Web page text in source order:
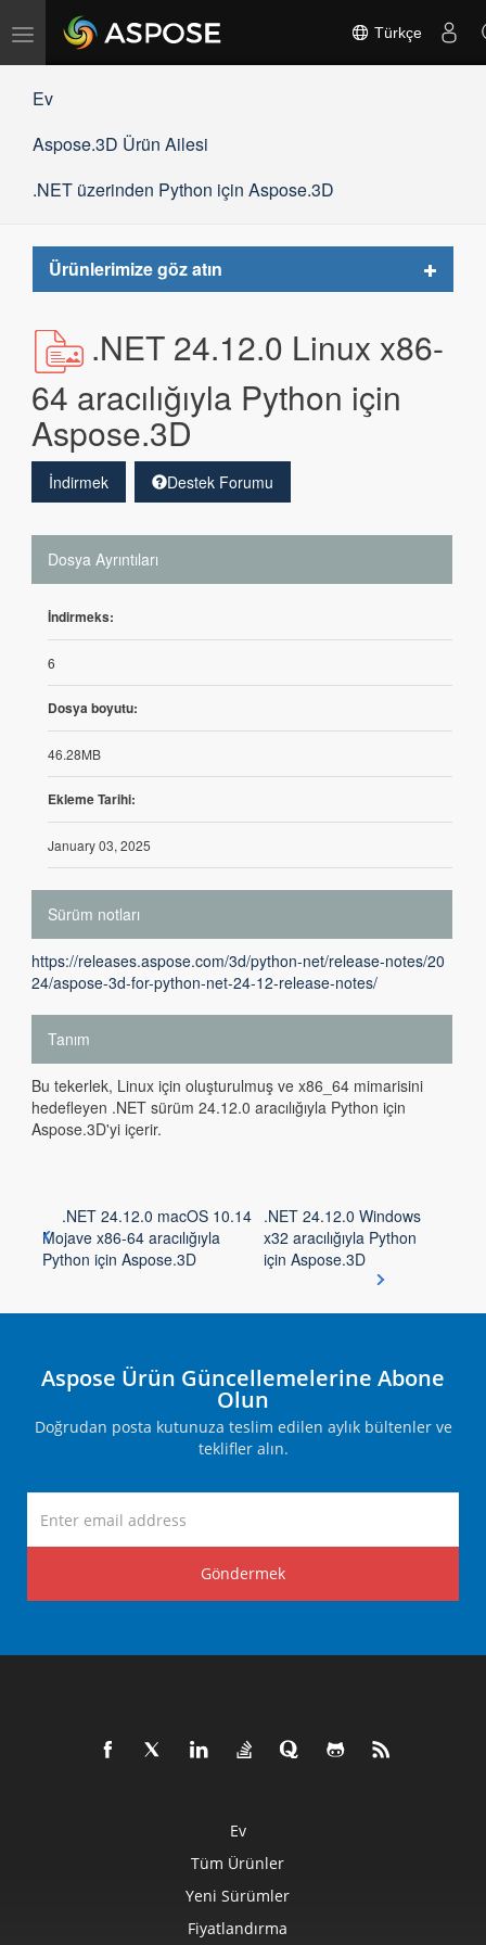
Gezinmeyi
Türkçe
Ev
Aspose.3D Ürün Ailesi
.NET üzerinden Python için Aspose.3D
Ürünlerimize göz atın
Toggle
.NET 24.12.0 Linux x86-
64 aracılığıyla Python için
Aspose.3D
İndirmek Destek Forumu
Dosya Ayrıntıları
İndirmeks:
6
Dosya boyutu:
46.28MB
Ekleme Tarihi:
January 03, 2025
Sürüm notları
https://releases.aspose.com/3d/python-net/release-notes/20
24/aspose-3d-for-python-net-24-12-release-notes/
Tanım
Bu tekerlek, Linux için oluşturulmuş ve x86_64 mimarisini
hedefleyen .NET sürüm 24.12.0 aracılığıyla Python için
Aspose.3D'yi içerir.
.NET 24.12.0 macOS 10.14
Mojave x86-64 aracılığıyla
Python için Aspose.3D
.NET 24.12.0 Windows
x32 aracılığıyla Python
için Aspose.3D
Aspose Ürün Güncellemelerine Abone
Olun
Doğrudan posta kutunuza teslim edilen aylık bültenler ve
teklifler alın.
Göndermek
Ev
Tüm Ürünler
Yeni Sürümler
Fiyatlandırma